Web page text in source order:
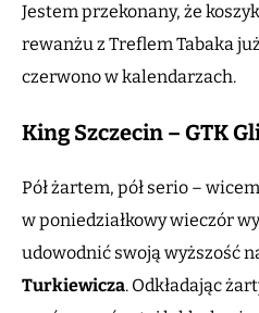
Jestem przekonany, że
rewanżu z Treflem Tabaka
czerwono w kalendarzach.
King Szczecin – GTK
Pół żartem, pół serio –
w poniedziałkowy wieczór
udowodnić swoją wyższość
Turkiewicza. Odkładając